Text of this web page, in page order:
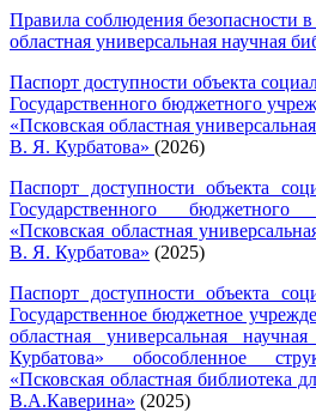
Правила соблюдения безопасности
областная универсальная научная
Паспорт доступности объекта
Государственного бюджетного
«Псковская областная
В. Я. Курбатова» (2026)
Паспорт доступности объекта
Государственного
«Псковская областная
В. Я. Курбатова» (2025)
Паспорт доступности объекта
Государственное бюджетное
областная универсальная
Курбатова» обособленное
«Псковская областная библиотека
В.А.Каверина» (2025)